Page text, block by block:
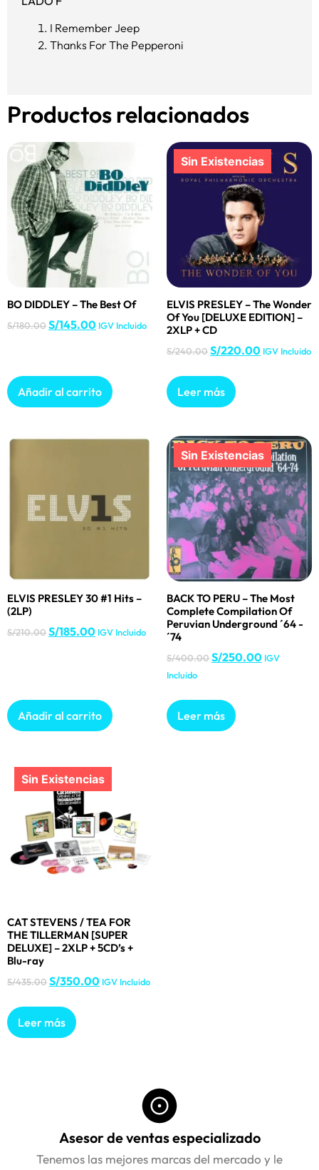
I Remember Jeep
Thanks For The Pepperoni
Productos relacionados
BO DIDDLEY – The Best Of
S/180.00S/145.00 IGV Incluido
Añadir al carrito
ELVIS PRESLEY – The Wonder
Of You [DELUXE EDITION] –
2XLP + CD
S/240.00S/220.00 IGV Incluido
Leer más
ELVIS PRESLEY 30 #1 Hits –
(2LP)
S/210.00S/185.00 IGV Incluido
Añadir al carrito
BACK TO PERU – The Most
Complete Compilation Of
Peruvian Underground ´64 -
´74
S/400.00S/250.00 IGV
Incluido
Leer más
CAT STEVENS / TEA FOR
THE TILLERMAN [SUPER
DELUXE] – 2XLP + 5CD’s +
Blu-ray
S/435.00S/350.00 IGV Incluido
Leer más
Asesor de ventas especializado
Tenemos las mejores marcas del mercado y le